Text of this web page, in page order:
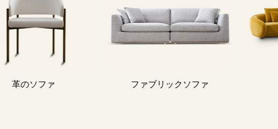
革のソファ ファブリックソファ